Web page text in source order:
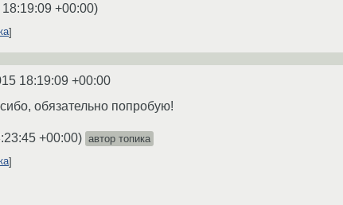
+00:00)
18:19:09 +00:00
обязательно попробую!
+00:00) автор топика